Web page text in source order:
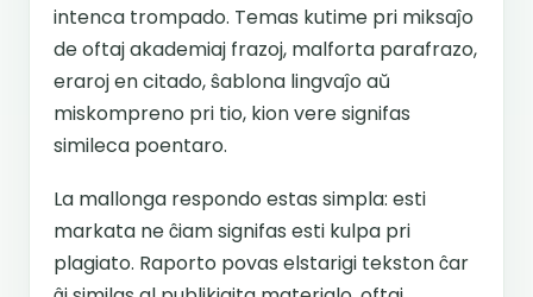
intenca trompado. Temas kutime pri miksaĵo
de oftaj akademiaj frazoj, malforta parafrazo,
eraroj en citado, ŝablona lingvaĵo aŭ
miskompreno pri tio, kion vere signifas
simileca poentaro.
La mallonga respondo estas simpla: esti
markata ne ĉiam signifas esti kulpa pri
plagiato. Raporto povas elstarigi tekston ĉar